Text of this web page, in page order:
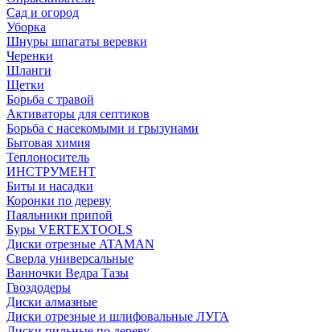
Сад и огород
Уборка
Шнуры шпагаты веревки
Черенки
Шланги
Щетки
Борьба с травой
Активаторы для септиков
Борьба с насекомыми и грызунами
Бытовая химия
Теплоноситель
ИНСТРУМЕНТ
Биты и насадки
Коронки по дереву
Паяльники припой
Буры VERTEXTOOLS
Диски отрезные ATAMAN
Сверла универсальные
Ванночки Ведра Тазы
Гвоздодеры
Диски алмазные
Диски отрезные и шлифовальные ЛУГА